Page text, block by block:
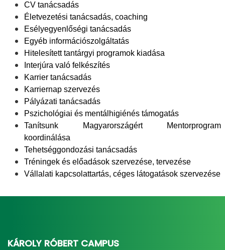
CV tanácsadás
Életvezetési tanácsadás, coaching
Esélyegyenlőségi tanácsadás
Egyéb információszolgáltatás
Hitelesített tantárgyi programok kiadása
Interjúra való felkészítés
Karrier tanácsadás
Karriernap szervezés
Pályázati tanácsadás
Pszichológiai és mentálhigiénés támogatás
Tanítsunk Magyarországért Mentorprogram
koordinálása
Tehetséggondozási tanácsadás
Tréningek és előadások szervezése, tervezése
Vállalati kapcsolattartás, céges látogatások szervezése
KÁROLY RÓBERT CAMPUS